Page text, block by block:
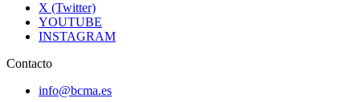
X (Twitter)
YOUTUBE
INSTAGRAM
Contacto
info@bcma.es